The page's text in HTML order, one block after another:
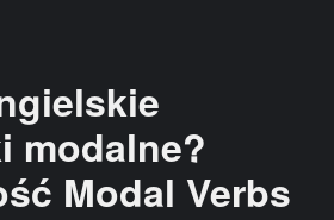
modalne?
Modal Verbs